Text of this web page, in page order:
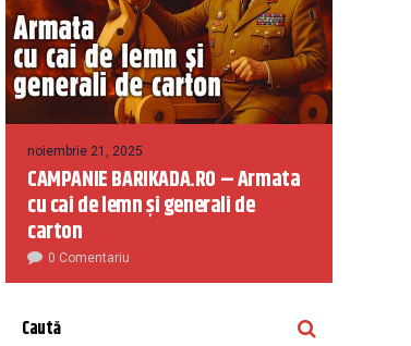
noiembrie 21, 2025
CAMPANIE BARIKADA.RO – Armata
cu cai de lemn și generali de
carton
0 Comentariu